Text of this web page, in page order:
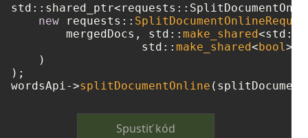
new requests::
        mergedDocs, std::
make_shared
		   std::
make_shared<bool>(
    )
);
wordsApi->splitDocumentOnline
Spustiť kód